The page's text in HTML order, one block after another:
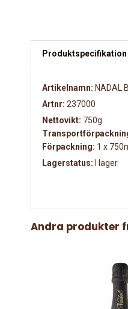
Produktspecifikation
Artikelnamn: NADAL
Artnr: 237000
Nettovikt: 750g
Förpackning: 1 x
Lagerstatus: I lager
Andra produkter